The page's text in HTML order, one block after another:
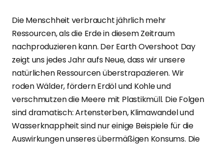
Die Menschheit verbraucht jährlich mehr
Ressourcen, als die Erde in diesem Zeitraum
nachproduzieren kann. Der Earth Overshoot Day
zeigt uns jedes Jahr aufs Neue, dass wir unsere
natürlichen Ressourcen überstrapazieren. Wir
roden Wälder, fördern Erdöl und Kohle und
verschmutzen die Meere mit Plastikmüll. Die Folgen
sind dramatisch: Artensterben, Klimawandel und
Wasserknappheit sind nur einige Beispiele für die
Auswirkungen unseres übermäßigen Konsums. Die